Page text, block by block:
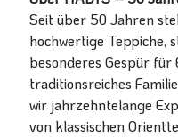
Seit über 50 Jahren
hochwertige Teppiche,
besonderes Gespür
traditionsreiches
wir jahrzehntelange
von klassischen